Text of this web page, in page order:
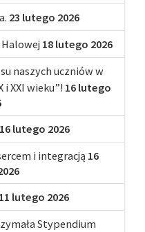
23 lutego 2026
18 lutego 2026
naszych uczniów w
i XXI wieku”! 16 lutego
16 lutego 2026
i integracją 16
11 lutego 2026
Stypendium